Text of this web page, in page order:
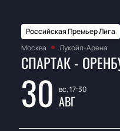
Российская Премьер Лига
Москва
Лукойл-Арена
СПАРТАК -
30 вс, 17:30
АВГ